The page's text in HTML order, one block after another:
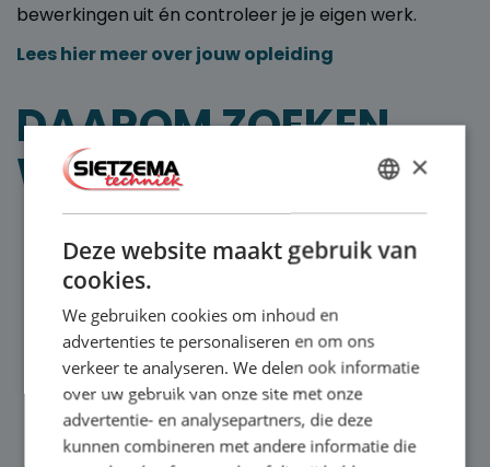
bewerkingen uit én controleer je je eigen werk.
Lees hier meer over jouw opleiding
DAAROM ZOEKEN
WIJ:
praktijkgericht willen leren en werken
Je bent een doorzetter en praktisch ingesteld
Je bent niet bang voor uitdagingen
Je bent behoedzaam (niet te snel op ‘start’
willen drukken)
Je bent zelfverzekerd en een teamspeler
×
Deze website maakt gebruik van
cookies.
We gebruiken cookies om inhoud en
advertenties te personaliseren en om ons
verkeer te analyseren. We delen ook informatie
over uw gebruik van onze site met onze
advertentie- en analysepartners, die deze
kunnen combineren met andere informatie die